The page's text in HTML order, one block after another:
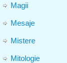
Magii
Mesaje
Mistere
Mitologie